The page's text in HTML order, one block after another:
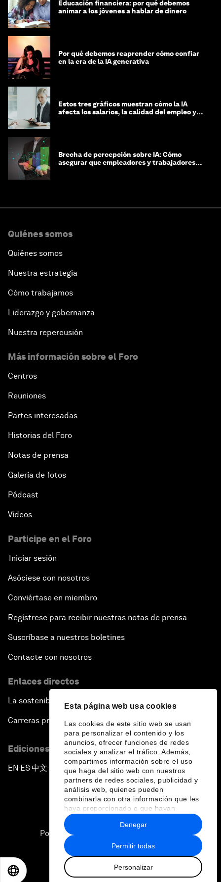
Esta página web usa cookies
Las cookies de este sitio web se usan
para personalizar el contenido y los
anuncios, ofrecer funciones de redes
sociales y analizar el tráfico. Además,
compartimos información sobre el uso
que haga del sitio web con nuestros
partners de redes sociales, publicidad y
análisis web, quienes pueden
combinarla con otra información que les
haya proporcionado o que hayan
recopilado a partir del uso que haya
hecho de sus servicios.
Permitir todas
Personalizar
Denegar
Educación financiera: por qué debemos
animar a los jóvenes a hablar de dinero
Por qué debemos reaprender cómo confiar
en la era de la IA generativa
Estos tres gráficos muestran cómo la IA
afecta los salarios, la calidad del empleo y
Brecha de percepción sobre IA: Cómo
asegurar que empleadores y trabajadores
Quiénes somos
Quiénes somos
Nuestra estrategia
Cómo trabajamos
Liderazgo y gobernanza
Nuestra repercusión
Más información sobre el Foro
Centros
Reuniones
Partes interesadas
Historias del Foro
Notas de prensa
Galería de fotos
Pódcast
Vídeos
Participe en el Foro
Iniciar sesión
Asóciese con nosotros
Conviértase en miembro
Regístrese para recibir nuestras notas de prensa
Suscríbase a nuestros boletines
Contacte con nosotros
Enlaces directos
La sostenibilidad en el Foro
Carreras profesionales
Ediciones en otros idiomas
EN ▪ ES▪中文▪ 日本語
Política de privacidad y normas de uso
2026 Foro Económico Mundial